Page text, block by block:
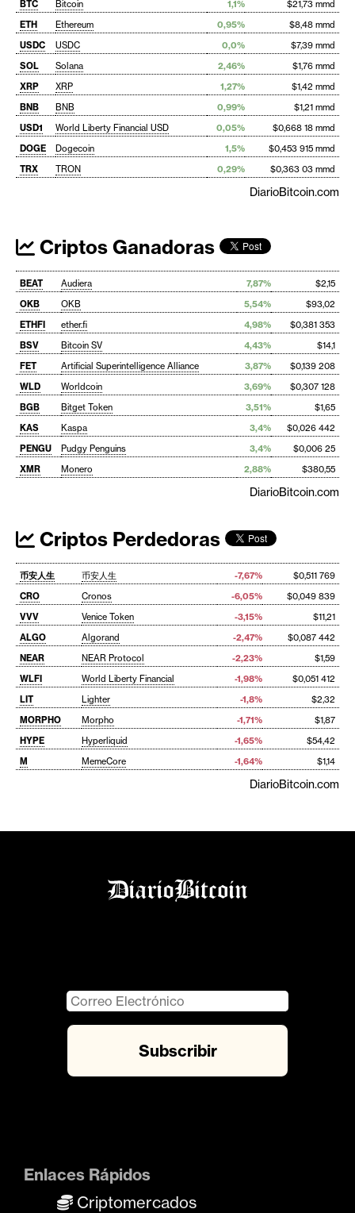
BTC
Bitcoin 1,1%
$21,73 mmd
ETH
Ethereum 0,95%
$8,48 mmd
USDC
USDC 0,0%
$7,39 mmd
SOL
Solana 2,46%
$1,76 mmd
XRP
XRP 1,27%
$1,42 mmd
BNB
BNB 0,99%
$1,21 mmd
USD1
World Liberty Financial USD 0,05%
$0,668 18 mmd
DOGE
Dogecoin 1,5%
$0,453 915 mmd
TRX
TRON 0,29% $0,363 03 mmd
DiarioBitcoin.com
Criptos Ganadoras
BEAT Audiera 7,87%
$2,15
OKB
OKB 5,54%
$93,02
ETHFI
ether.fi 4,98%
$0,381 353
BSV
Bitcoin SV 4,43%
$14,1
FET
Artificial Superintelligence Alliance 3,87%
$0,139 208
WLD
Worldcoin 3,69%
$0,307 128
BGB
Bitget Token 3,51%
$1,65
KAS
Kaspa 3,4%
$0,026 442
PENGU
Pudgy Penguins 3,4%
$0,006 25
XMR
Monero 2,88% $380,55
DiarioBitcoin.com
Criptos Perdedoras
币安人生 币安人生 -7,67%
$0,511 769
CRO
Cronos -6,05%
$0,049 839
VVV
Venice Token -3,15%
$11,21
ALGO
Algorand -2,47%
$0,087 442
NEAR
NEAR Protocol -2,23%
$1,59
WLFI
World Liberty Financial -1,98%
$0,051 412
LIT
Lighter -1,8%
$2,32
MORPHO
Morpho -1,71%
$1,87
HYPE
Hyperliquid -1,65%
$54,42
M
MemeCore -1,64% $1,14
DiarioBitcoin.com
Enlaces Rápidos
Criptomercados